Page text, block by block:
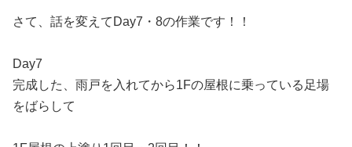
さて、話を変えてDay7・8の作業です！！
Day7
完成した、雨戸を入れてから1Fの屋根に乗っている足場
をばらして